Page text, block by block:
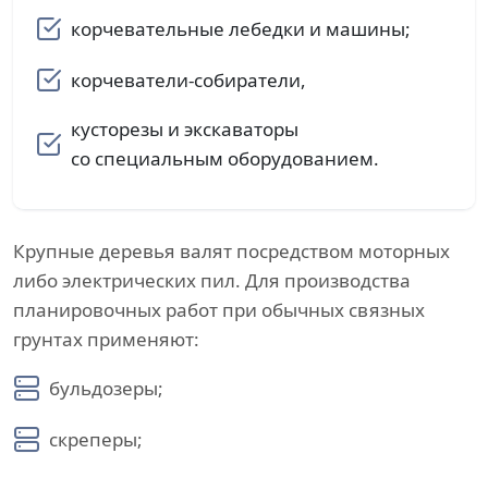
корчевательные лебедки и машины;
корчеватели-собиратели,
кусторезы и экскаваторы
со специальным оборудованием.
Крупные деревья валят посредством моторных
либо электрических пил. Для производства
планировочных работ при обычных связных
грунтах применяют:
бульдозеры;
скреперы;